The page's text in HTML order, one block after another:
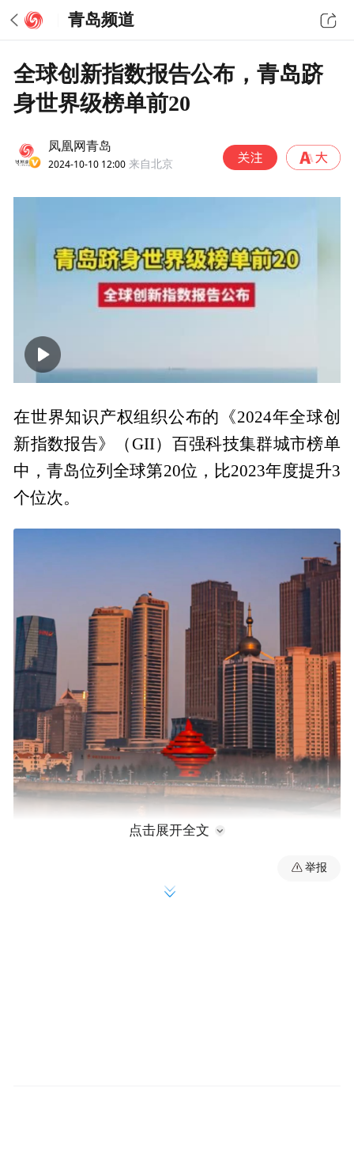
青岛频道
全球创新指数报告公布，青岛跻
身世界级榜单前20
凤凰网青岛
2024-10-10 12:00 来自北京
00:00 00:54
在世界知识产权组织公布的《2024年全球创
新指数报告》（GII）百强科技集群城市榜单
中，青岛位列全球第20位，比2023年度提升3
个位次。
点击展开全文
举报